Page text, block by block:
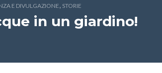
E DIVULGAZIONE, STORIE
in un giardino!